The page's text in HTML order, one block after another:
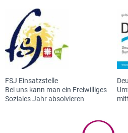
FSJ Einsatzstelle
Bei uns kann man ein Freiwilliges
Soziales Jahr absolvieren